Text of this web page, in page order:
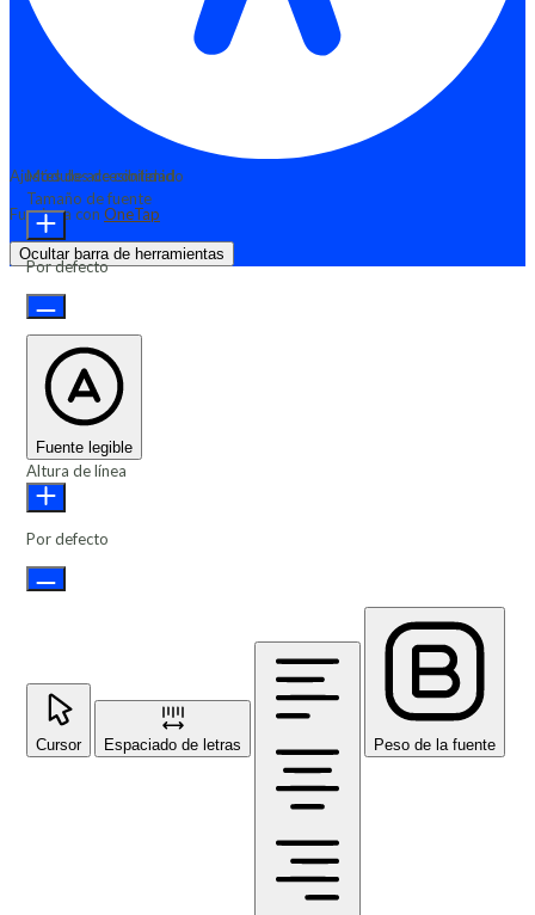
Ajustes de accesibilidad
Funciona con OneTap
Ocultar barra de herramientas
Módulos de contenido
Tamaño de fuente
Por defecto
Fuente legible
Altura de línea
Por defecto
Cursor Espaciado de letras Peso de la fuente